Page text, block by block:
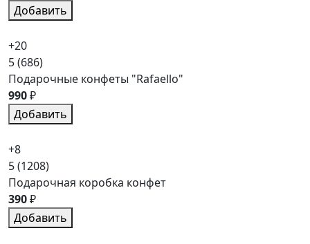
Добавить
+20
5(686)
Подарочные конфеты "Rafaello"
990₽
Добавить
+8
5(1208)
Подарочная коробка конфет
390₽
Добавить